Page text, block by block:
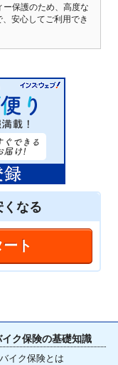
保護のため、高度な
安心してご利用でき
くなる
ト
イク保険の基礎知識
バイク保険とは